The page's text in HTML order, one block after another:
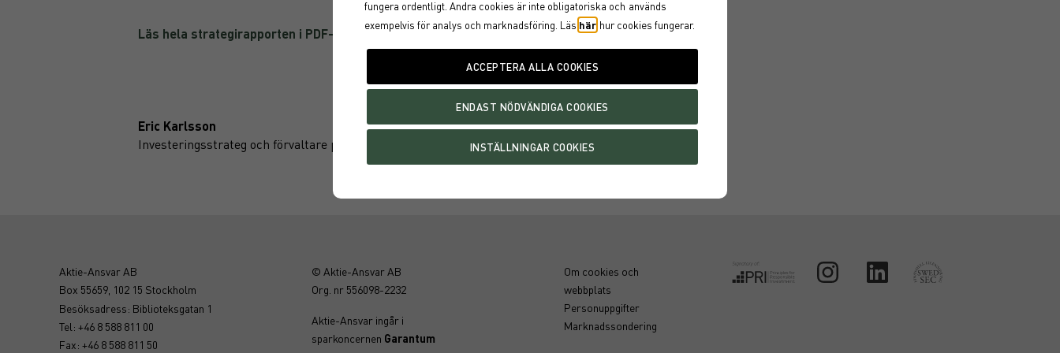
Läs hela strategirapporten i PDF-format »
Eric Karlsson
Investeringsstrateg och förvaltare på Garantum
Aktie-Ansvar AB
Box 55659, 102 15 Stockholm
Besöksadress: Biblioteksgatan 1
Tel: +46 8 588 811 00
Fax: +46 8 588 811 50
© Aktie-Ansvar AB
Org. nr 556098-2232
Aktie-Ansvar ingår i
sparkoncernen Garantum
Om cookies och
webbplats
Personuppgifter
Marknadssondering
fungera ordentligt. Andra cookies är inte obligatoriska och används
exempelvis för analys och marknadsföring. Läs här hur cookies fungerar.